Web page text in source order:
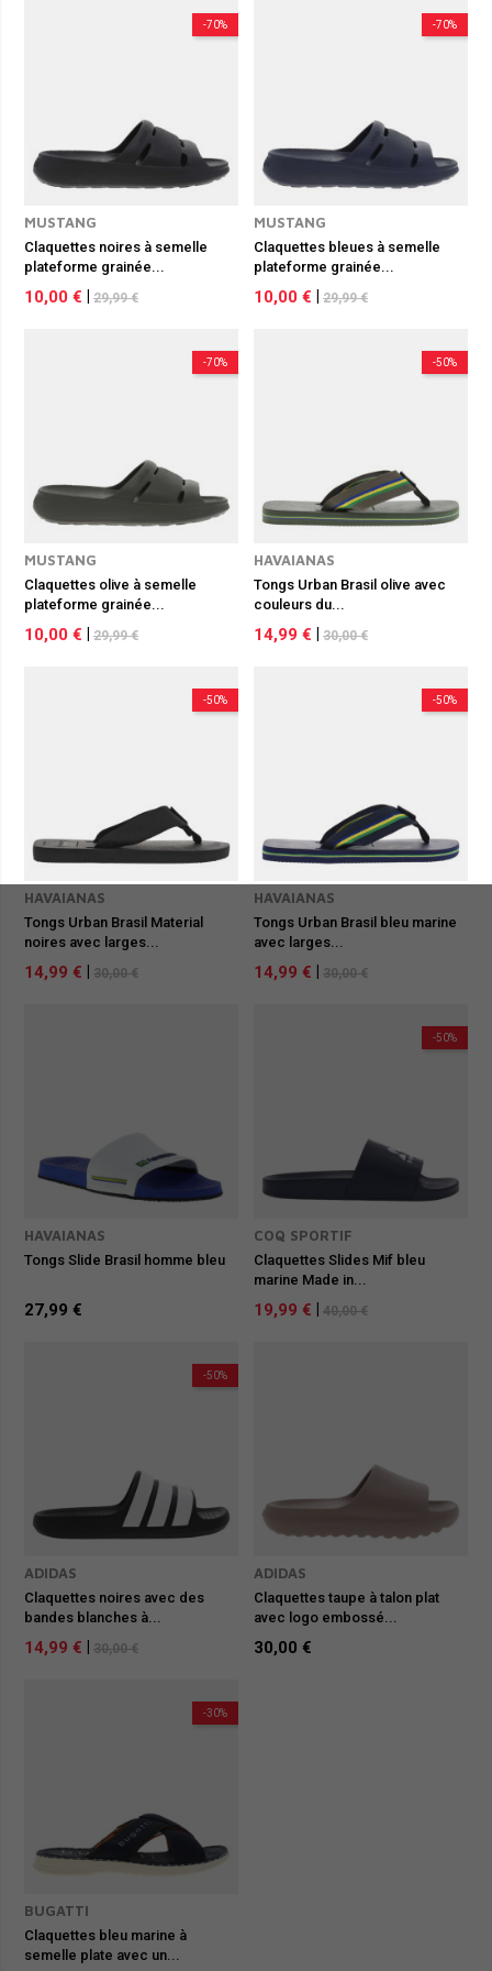
comme les claquettes, il existe une paire pour chaque préférence.
-70%
MUSTANG
Claquettes noires à semelle
plateforme grainée...
10,00 € 29,99 €
-70%
MUSTANG
Claquettes bleues à semelle
plateforme grainée...
10,00 € 29,99 €
-70%
MUSTANG
Claquettes olive à semelle
plateforme grainée...
10,00 € 29,99 €
-50%
HAVAIANAS
Tongs Urban Brasil olive avec
couleurs du...
14,99 € 30,00 €
-50%
HAVAIANAS
Tongs Urban Brasil Material
noires avec larges...
14,99 € 30,00 €
-50%
HAVAIANAS
Tongs Urban Brasil bleu marine
avec larges...
14,99 € 30,00 €
HAVAIANAS
Tongs Slide Brasil homme bleu
27,99 €
-50%
COQ SPORTIF
Claquettes Slides Mif bleu
marine Made in...
19,99 € 40,00 €
-50%
ADIDAS
Claquettes noires avec des
bandes blanches à...
14,99 € 30,00 €
ADIDAS
Claquettes taupe à talon plat
avec logo embossé...
30,00 €
-30%
BUGATTI
Claquettes bleu marine à
semelle plate avec un...